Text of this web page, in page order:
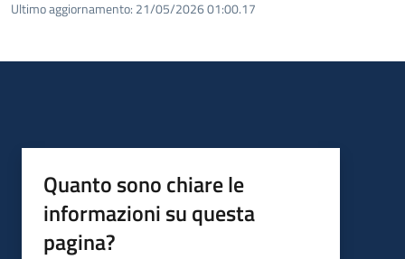
Ultimo aggiornamento: 21/05/2026 01:00.17
Quanto sono chiare le
informazioni su questa
pagina?